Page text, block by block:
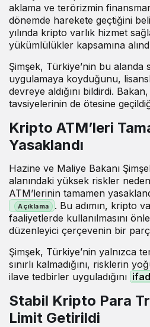
aklama ve terörizmin
dönemde harekete geçtiğini
yılında kripto varlık hizmet
yükümlülükler kapsamına
Şimşek, Türkiye’nin bu alanda
uygulamaya koyduğunu,
devreye aldığını bildirdi.
tavsiyelerinin de ötesine
Kripto ATM’leri
Yasaklandı
Hazine ve Maliye Bakanı
alanındaki yüksek riskler
ATM’lerinin tamamen
. Bu adımın, kripto
faaliyetlerde kullanılmasını
düzenleyici çerçevenin bir
Şimşek, Türkiye’nin yalnızca
sınırlı kalmadığını, risklerin
ilave tedbirler uyguladığını
Stabil Kripto Para
Limit Getirildi